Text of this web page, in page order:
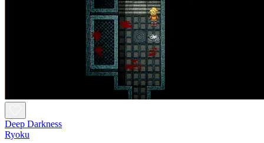
Deep Darkness
Ryoku